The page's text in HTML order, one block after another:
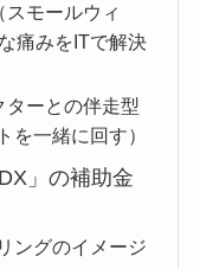
モールウィ
痛みをITで解決
ターとの伴走型
を一緒に回す）
」の補助金
ングのイメージ